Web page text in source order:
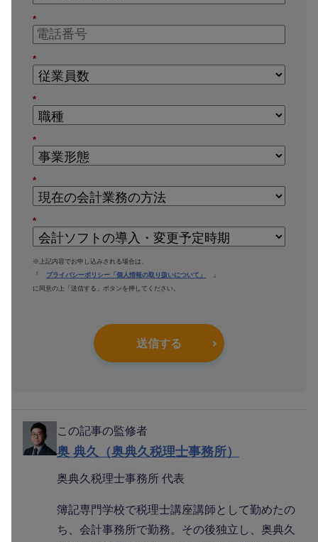
*
*
*
*
*
*
※上記内容でお申し込みされる場合は、
『
プライバシーポリシー「個人情報の取り扱いについて」
』
に同意の上「送信する」ボタンを押してください。
送信する
この記事の監修者
奥 典久（奥典久税理士事務所）
奥典久税理士事務所 代表
簿記専門学校で税理士講座講師として勤めたの
ち、会計事務所で勤務。その後独立し、奥典久